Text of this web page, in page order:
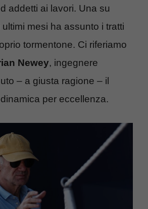
addetti ai lavori. Una su
mesi ha assunto i tratti
tormentone. Ci riferiamo
Newey, ingegnere
– a giusta ragione – il
per eccellenza.